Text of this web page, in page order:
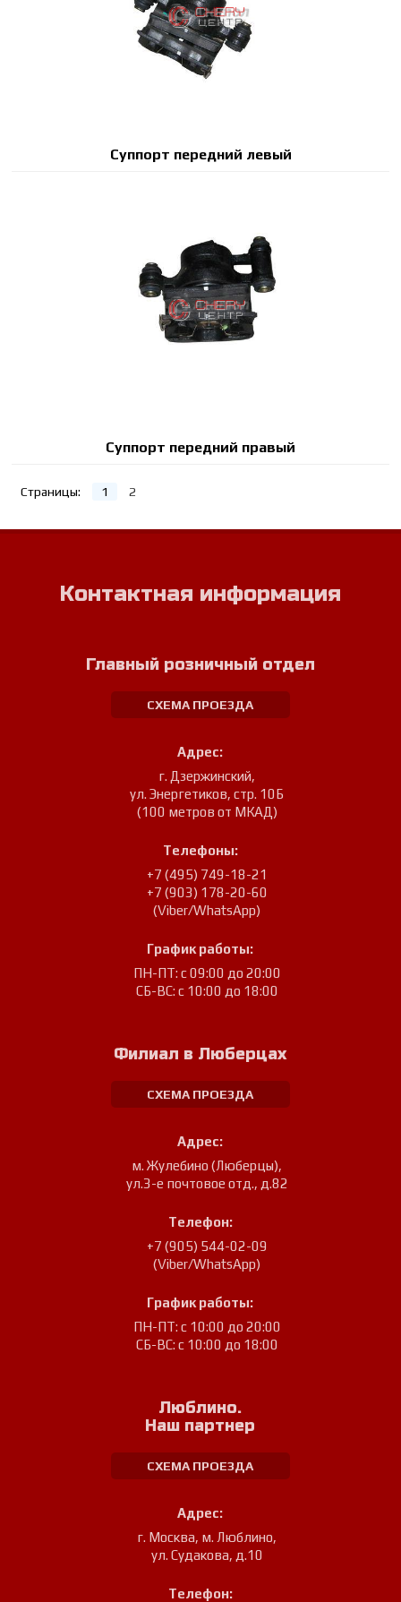
Суппорт передний левый
Суппорт передний правый
Страницы: 1 2
Контактная информация
Главный розничный отдел
СХЕМА ПРОЕЗДА
Адрес:
г. Дзержинский,
ул. Энергетиков, стр. 10Б
(100 метров от МКАД)
Телефоны:
+7 (495) 749-18-21
+7 (903) 178-20-60
(Viber/WhatsApp)
График работы:
ПН-ПТ: с 09:00 до 20:00
СБ-ВС: с 10:00 до 18:00
Филиал в Люберцах
СХЕМА ПРОЕЗДА
Адрес:
м. Жулебино (Люберцы),
ул.3-е почтовое отд., д.82
Телефон:
+7 (905) 544-02-09
(Viber/WhatsApp)
График работы:
ПН-ПТ: с 10:00 до 20:00
СБ-ВС: с 10:00 до 18:00
Люблино.
Наш партнер
СХЕМА ПРОЕЗДА
Адрес:
г. Москва, м. Люблино,
ул. Судакова, д.10
Телефон: